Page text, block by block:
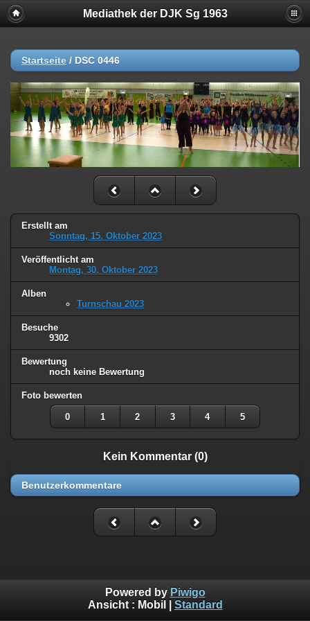
Mediathek der DJK Sg 1963
Startseite / DSC 0446
Erstellt am
Sonntag, 15. Oktober 2023
Veröffentlicht am
Montag, 30. Oktober 2023
Alben
Turnschau 2023
Besuche
9302
Bewertung
noch keine Bewertung
Foto bewerten
0 1 2 3 4 5
Kein Kommentar (0)
Benutzerkommentare
Powered by Piwigo
Ansicht : Mobil Standard